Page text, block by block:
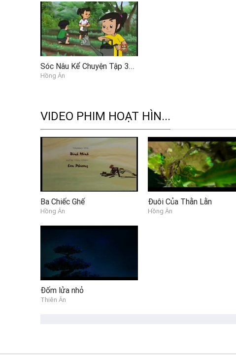
Sóc Nâu Kể Chuyện Tập 31 - Tiếng nổ bất ngờ
Hồng Ân
VIDEO PHIM HOẠT HÌN...
Ba Chiếc Ghế
Hồng Ân
Đuôi Của Thằn Lằn
Hồng Ân
Đốm lửa nhỏ
Thiên Ân